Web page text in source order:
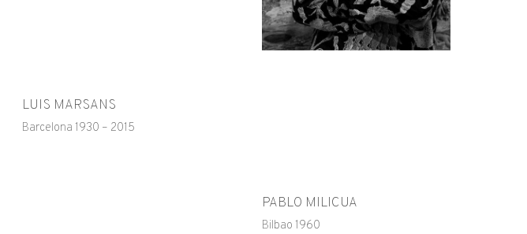
LUIS MARSANS
Barcelona 1930 – 2015
PABLO MILICUA
Bilbao 1960